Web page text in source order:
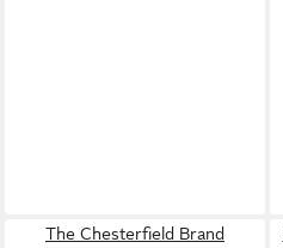
The Chesterfield Brand